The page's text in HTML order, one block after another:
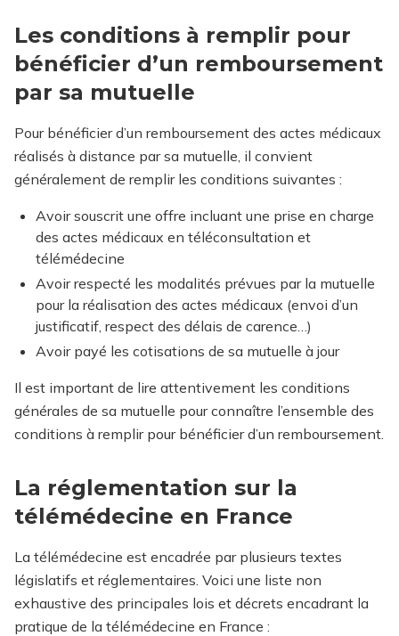
Les conditions à remplir pour
bénéficier d’un remboursement
par sa mutuelle
Pour bénéficier d’un remboursement des actes médicaux
réalisés à distance par sa mutuelle, il convient
généralement de remplir les conditions suivantes :
Avoir souscrit une offre incluant une prise en charge
des actes médicaux en téléconsultation et
télémédecine
Avoir respecté les modalités prévues par la mutuelle
pour la réalisation des actes médicaux (envoi d’un
justificatif, respect des délais de carence…)
Avoir payé les cotisations de sa mutuelle à jour
Il est important de lire attentivement les conditions
générales de sa mutuelle pour connaître l’ensemble des
conditions à remplir pour bénéficier d’un remboursement.
La réglementation sur la
télémédecine en France
La télémédecine est encadrée par plusieurs textes
législatifs et réglementaires. Voici une liste non
exhaustive des principales lois et décrets encadrant la
pratique de la télémédecine en France :